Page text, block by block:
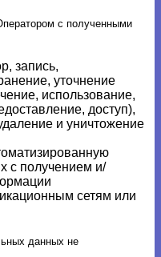
с полученными
запись,
уточнение
использование,
доступ),
и уничтожение
с получением и/
сетям или
данных не